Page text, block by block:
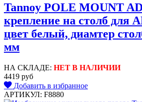
Tannoy POLE MOUNT
крепление на столб для
цвет белый, диамтер
мм
НА СКЛАДЕ: НЕТ В НАЛИЧИИ
4419 руб
Добавить в избранное
АРТИКУЛ: F8880